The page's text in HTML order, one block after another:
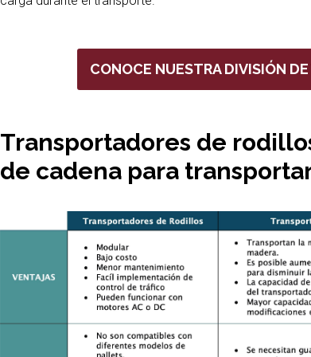
CONOCE NUESTRA DIVISIÓN
Transportadores de
de cadena para